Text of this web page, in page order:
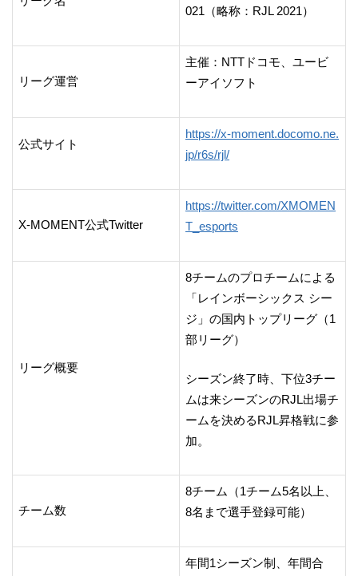
021（略称：RJL 2021）
リーグ運営
主催：NTTドコモ、ユービ
ーアイソフト
公式サイト
https://x-moment.docomo.ne.
jp/r6s/rjl/
X-MOMENT公式Twitter
https://twitter.com/XMOMEN
T_esports
リーグ概要
8チームのプロチームによる
「レインボーシックス シー
ジ」の国内トップリーグ（1
部リーグ）
シーズン終了時、下位3チー
ムは来シーズンのRJL出場チ
ームを決めるRJL昇格戦に参
加。
チーム数
8チーム（1チーム5名以上、
8名まで選手登録可能）
年間1シーズン制、年間合